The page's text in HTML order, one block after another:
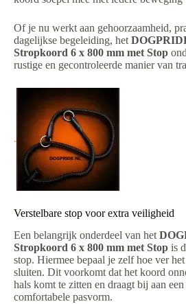
Of je nu werkt aan gehoorzaamheid,
dagelijkse begeleiding, het
Stropkoord 6 x 800 mm met Stop
rustige en gecontroleerde manier van
Verstelbare stop voor extra veiligheid
Een belangrijk onderdeel van het
Stropkoord 6 x 800 mm met Stop is
stop. Hiermee bepaal je zelf hoe ver
sluiten. Dit voorkomt dat het koord
hals komt te zitten en draagt bij aan
comfortabele pasvorm.